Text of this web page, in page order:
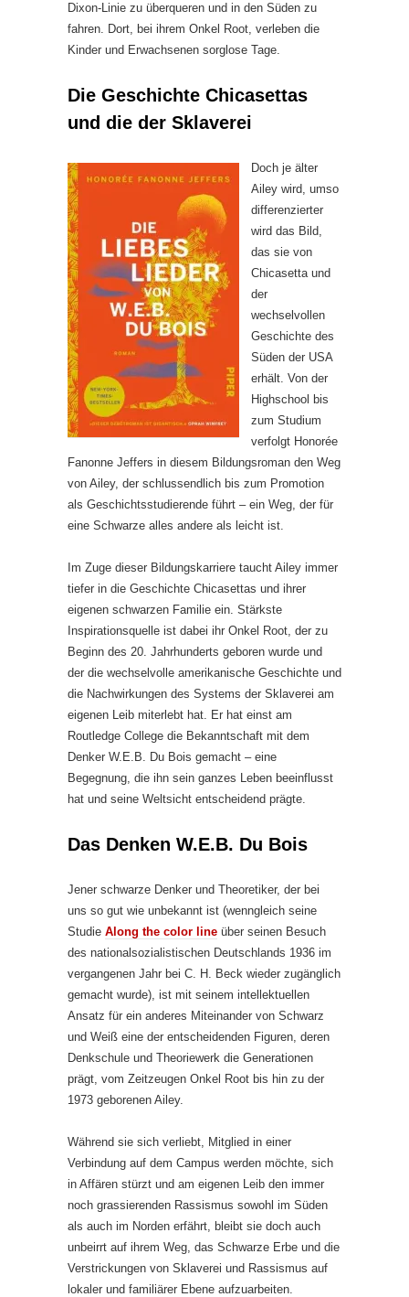
Dixon-Linie zu überqueren und in den Süden zu
fahren. Dort, bei ihrem Onkel Root, verleben die
Kinder und Erwachsenen sorglose Tage.
Die Geschichte Chicasettas
und die der Sklaverei
Doch je älter
Ailey wird, umso
differenzierter
wird das Bild,
das sie von
Chicasetta und
der
wechselvollen
Geschichte des
Süden der USA
erhält. Von der
Highschool bis
zum Studium
verfolgt Honorée
Fanonne Jeffers in diesem Bildungsroman den Weg
von Ailey, der schlussendlich bis zum Promotion
als Geschichtsstudierende führt – ein Weg, der für
eine Schwarze alles andere als leicht ist.
Im Zuge dieser Bildungskarriere taucht Ailey immer
tiefer in die Geschichte Chicasettas und ihrer
eigenen schwarzen Familie ein. Stärkste
Inspirationsquelle ist dabei ihr Onkel Root, der zu
Beginn des 20. Jahrhunderts geboren wurde und
der die wechselvolle amerikanische Geschichte und
die Nachwirkungen des Systems der Sklaverei am
eigenen Leib miterlebt hat. Er hat einst am
Routledge College die Bekanntschaft mit dem
Denker W.E.B. Du Bois gemacht – eine
Begegnung, die ihn sein ganzes Leben beeinflusst
hat und seine Weltsicht entscheidend prägte.
Das Denken W.E.B. Du Bois
Jener schwarze Denker und Theoretiker, der bei
uns so gut wie unbekannt ist (wenngleich seine
Studie Along the color line über seinen Besuch
des nationalsozialistischen Deutschlands 1936 im
vergangenen Jahr bei C. H. Beck wieder zugänglich
gemacht wurde), ist mit seinem intellektuellen
Ansatz für ein anderes Miteinander von Schwarz
und Weiß eine der entscheidenden Figuren, deren
Denkschule und Theoriewerk die Generationen
prägt, vom Zeitzeugen Onkel Root bis hin zu der
1973 geborenen Ailey.
Während sie sich verliebt, Mitglied in einer
Verbindung auf dem Campus werden möchte, sich
in Affären stürzt und am eigenen Leib den immer
noch grassierenden Rassismus sowohl im Süden
als auch im Norden erfährt, bleibt sie doch auch
unbeirrt auf ihrem Weg, das Schwarze Erbe und die
Verstrickungen von Sklaverei und Rassismus auf
lokaler und familiärer Ebene aufzuarbeiten.